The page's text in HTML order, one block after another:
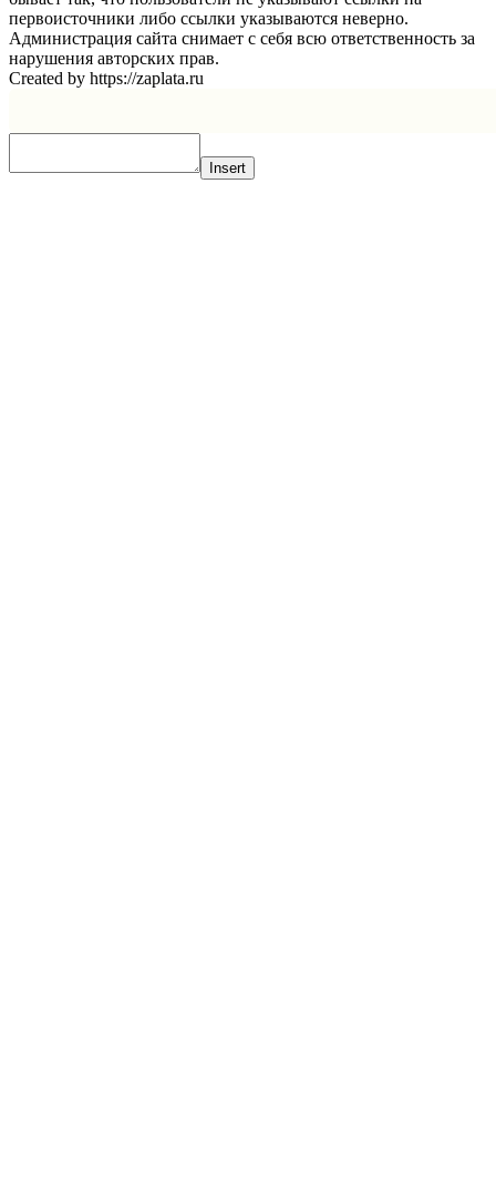
первоисточники либо ссылки указываются неверно.
Администрация сайта снимает с себя всю ответственность за
нарушения авторских прав.
Created by https://zaplata.ru
Insert